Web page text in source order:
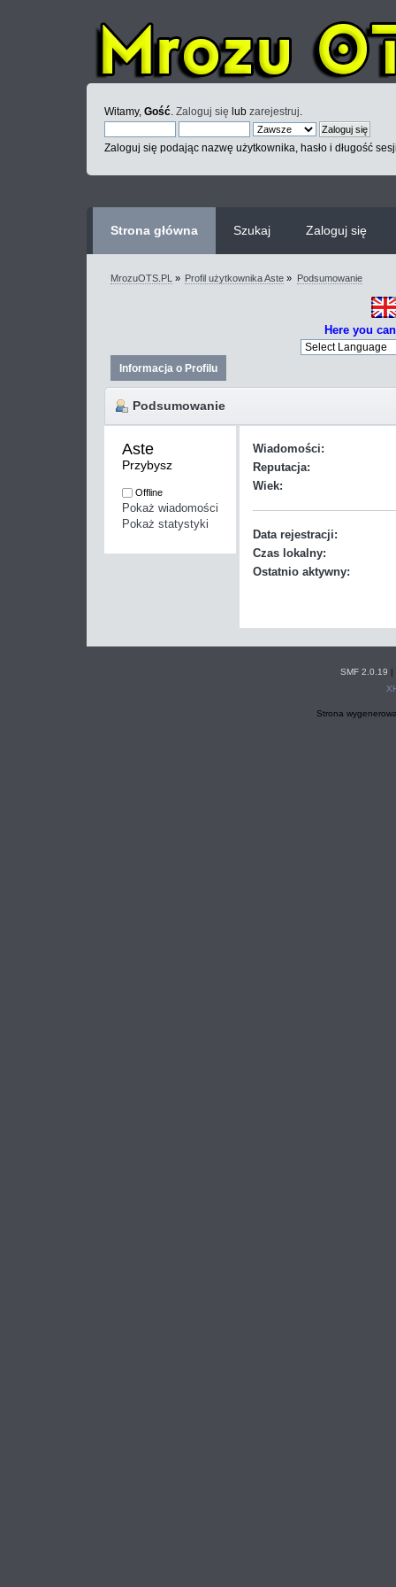
Witamy, Gość Zaloguj się lub zarejestruj
Zaloguj się podając nazwę użytkownika, hasło i długość
Strona główna Szukaj Zaloguj się
MrozuOTS.PL » Profil użytkownika Aste » Podsumowanie
Here you
Informacja o Profilu
Podsumowanie
Aste
Przybysz
Offline
Pokaż wiadomości
Pokaż statystyki
Wiadomości:
Reputacja:
Wiek:
Data rejestracji:
Czas lokalny:
Ostatnio aktywny:
SMF 2.0.19 |
Strona